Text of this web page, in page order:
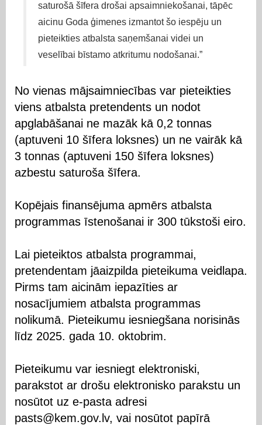
saturošā šīfera drošai apsaimniekošanai, tāpēc
aicinu Goda ģimenes izmantot šo iespēju un
pieteikties atbalsta saņemšanai videi un
veselībai bīstamo atkritumu nodošanai.”
No vienas mājsaimniecības var pieteikties
viens atbalsta pretendents un nodot
apglabāšanai ne mazāk kā 0,2 tonnas
(aptuveni 10 šīfera loksnes) un ne vairāk kā
3 tonnas (aptuveni 150 šīfera loksnes)
azbestu saturoša šīfera.
Kopējais finansējuma apmērs atbalsta
programmas īstenošanai ir 300 tūkstoši eiro.
Lai pieteiktos atbalsta programmai,
pretendentam jāaizpilda pieteikuma veidlapa.
Pirms tam aicinām iepazīties ar
nosacījumiem atbalsta programmas
nolikumā. Pieteikumu iesniegšana norisinās
līdz 2025. gada 10. oktobrim.
Pieteikumu var iesniegt elektroniski,
parakstot ar drošu elektronisko parakstu un
nosūtot uz e-pasta adresi
pasts@kem.gov.lv, vai nosūtot papīrā